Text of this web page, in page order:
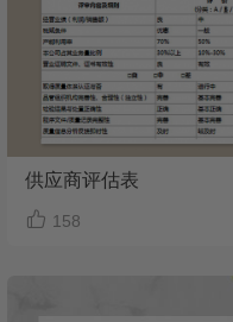
供应商评估表
 158